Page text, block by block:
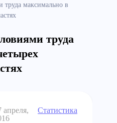
труда максимально в
труда
апреля,
Статистика